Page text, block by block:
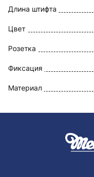
Длина штифта
Цвет
Розетка
Фиксация
Материал